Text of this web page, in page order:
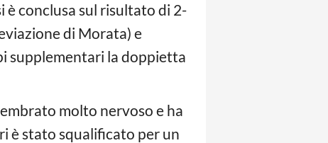
è conclusa sul risultato di 2-
di Morata) e
supplementari la doppietta
molto nervoso e ha
è stato squalificato per un